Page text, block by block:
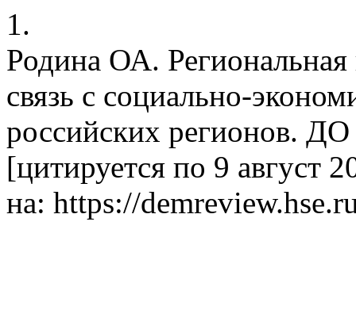
1.
Родина ОА.
связь с социально-
российских регионов.
[цитируется по 9 август
на: https://